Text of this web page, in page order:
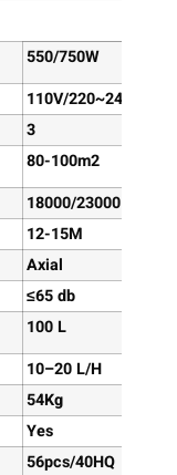
550/750W
110V/220~240V/
80-100m
18000/23000
12-15M
Axial
≤65db
100L
10–20L/H
54Kg
Yes
56pcs/40HQ